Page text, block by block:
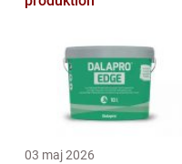
03 maj 2026